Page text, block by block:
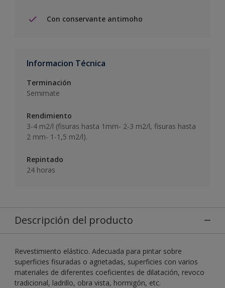
Con conservante antimoho
Informacion Técnica
Terminación
Semimate
Rendimiento
3-4 m2/l (fisuras hasta 1mm- 2-3 m2/l, fisuras hasta
2 mm- 1-1,5 m2/l).
Repintado
24 horas
Descripción del producto
Revestimiento elástico. Adecuada para pintar sobre
superficies fisuradas o agrietadas, superficies con varios
materiales de diferentes coeficientes de dilatación, revoco
tradicional, ladrillo, obra vista, hormigón, etc.